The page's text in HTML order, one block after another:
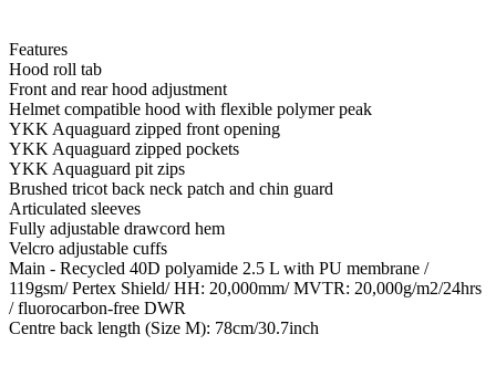
Features
Hood roll tab
Front and rear hood adjustment
Helmet compatible hood with flexible polymer peak
YKK Aquaguard zipped front opening
YKK Aquaguard zipped pockets
YKK Aquaguard pit zips
Brushed tricot back neck patch and chin guard
Articulated sleeves
Fully adjustable drawcord hem
Velcro adjustable cuffs
Main - Recycled 40D polyamide 2.5 L with PU membrane /
119gsm/ Pertex Shield/ HH: 20,000mm/ MVTR: 20,000g/m2/24hrs
/ fluorocarbon-free DWR
Centre back length (Size M): 78cm/30.7inch